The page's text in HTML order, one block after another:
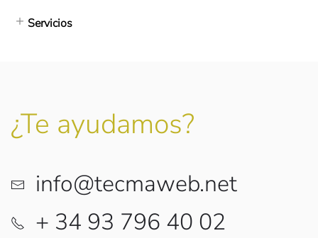
Servicios
¿Te ayudamos?
info@tecmaweb.net
+ 34 93 796 40 02